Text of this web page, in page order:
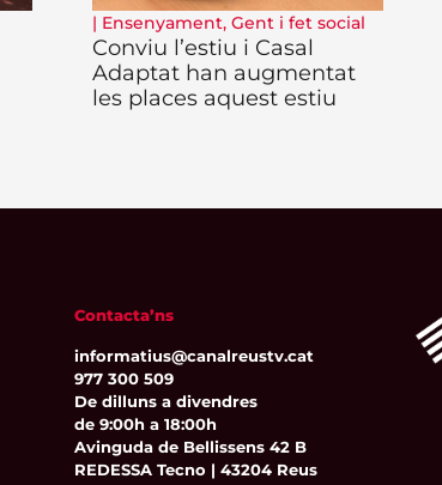
| Ensenyament, Gent i fet social
Conviu l’estiu i Casal
Adaptat han augmentat
les places aquest estiu
Contacta’ns
informatius@canalreustv.cat
977 300 509
De dilluns a divendres
de 9:00h a 18:00h
Avinguda de Bellissens 42 B
REDESSA Tecno | 43204 Reus